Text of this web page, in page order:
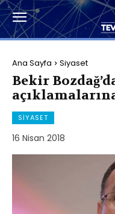
Ana Sayfa Siyaset
Bekir
SIYASET
16 Nisan 2018